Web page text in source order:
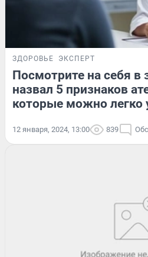
ЗДОРОВЬЕ ЭКСПЕРТ
Посмотрите на себя в
назвал 5 признаков
которые можно легко
12 января, 2024, 13:00 839